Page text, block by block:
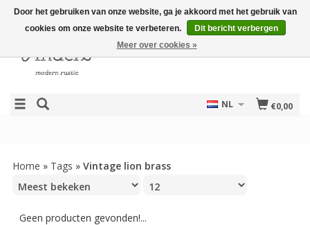
€0,00
NL
Home » Tags » Vintage lion brass
Geen producten gevonden!...
Door het gebruiken van onze website, ga je akkoord met het gebruik van
cookies om onze website te verbeteren.
Dit bericht verbergen
Meer over cookies »